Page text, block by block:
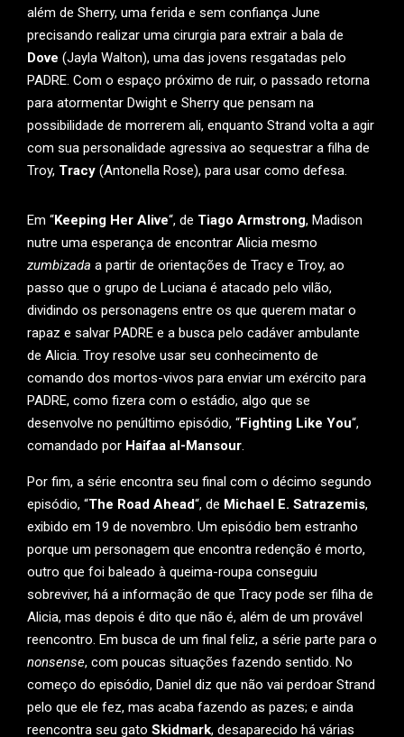
além de Sherry, uma ferida e sem confiança June
precisando realizar uma cirurgia para extrair a bala de
Dove (Jayla Walton), uma das jovens resgatadas pelo
PADRE. Com o espaço próximo de ruir, o passado retorna
para atormentar Dwight e Sherry que pensam na
possibilidade de morrerem ali, enquanto Strand volta a agir
com sua personalidade agressiva ao sequestrar a filha de
Troy, Tracy (Antonella Rose), para usar como defesa.
Em “Keeping Her Alive“, de Tiago Armstrong, Madison
nutre uma esperança de encontrar Alicia mesmo
zumbizada a partir de orientações de Tracy e Troy, ao
passo que o grupo de Luciana é atacado pelo vilão,
dividindo os personagens entre os que querem matar o
rapaz e salvar PADRE e a busca pelo cadáver ambulante
de Alicia. Troy resolve usar seu conhecimento de
comando dos mortos-vivos para enviar um exército para
PADRE, como fizera com o estádio, algo que se
desenvolve no penúltimo episódio, “Fighting Like You“,
comandado por Haifaa al-Mansour.
Por fim, a série encontra seu final com o décimo segundo
episódio, “The Road Ahead“, de Michael E. Satrazemis,
exibido em 19 de novembro. Um episódio bem estranho
porque um personagem que encontra redenção é morto,
outro que foi baleado à queima-roupa conseguiu
sobreviver, há a informação de que Tracy pode ser filha de
Alicia, mas depois é dito que não é, além de um provável
reencontro. Em busca de um final feliz, a série parte para o
nonsense, com poucas situações fazendo sentido. No
começo do episódio, Daniel diz que não vai perdoar Strand
pelo que ele fez, mas acaba fazendo as pazes; e ainda
reencontra seu gato Skidmark, desaparecido há várias